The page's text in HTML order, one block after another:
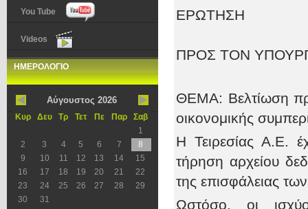
You Tube
Videos
ΗΜΕΡΟΛΟΓΙΟ
Αύγουστος 2026
Κυρ Δευ Τρ Τετ Πε Παρ
Σαβ
1
2
3 4 5 6 7
8
9
10 11 12 13 14
15
16
17 18 19 20 21
22
23
24 25 26 27 28
29
30
31
ΕΡΩΤΗΣΗ
ΠΡΟΣ ΤΟN
ΘΕΜΑ: Βελτίωση
οικονομικής
Η Τειρεσίας Α.Ε.
τήρηση αρχείου
της επισφάλειας
Ωστόσο, οι